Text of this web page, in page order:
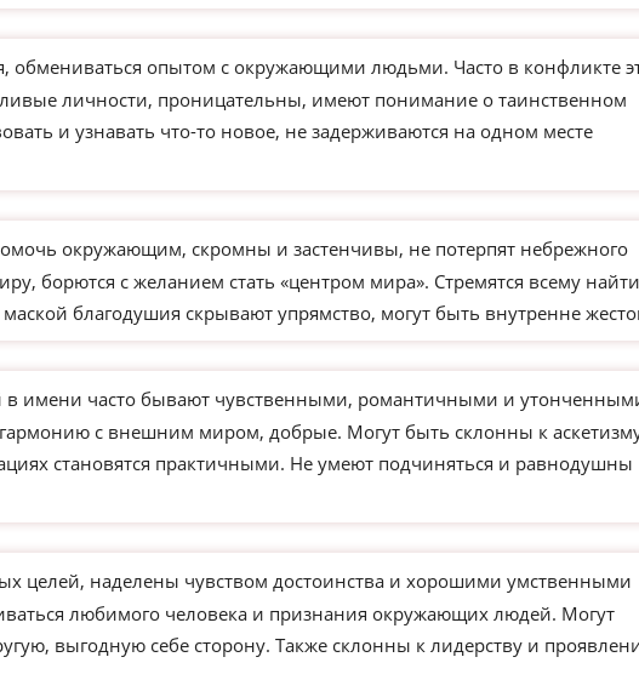
обмениваться опытом с окружающими людьми. Часто в конфликте
личности, проницательны, имеют понимание о таинственном
и узнавать что-то новое, не задерживаются на одном месте
окружающим, скромны и застенчивы, не потерпят небрежного
борются с желанием стать «центром мира». Стремятся всему найти
благодушия скрывают упрямство, могут быть внутренне
имени часто бывают чувственными, романтичными и
гармонию с внешним миром, добрые. Могут быть склонны к
становятся практичными. Не умеют подчиняться и равнодушны
целей, наделены чувством достоинства и хорошими умственными
любимого человека и признания окружающих людей. Могут
выгодную себе сторону. Также склонны к лидерству и